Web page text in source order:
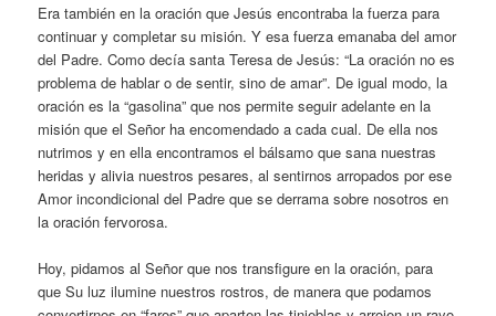
Era también en la oración que Jesús encontraba la fuerza para
continuar y completar su misión. Y esa fuerza emanaba del amor
del Padre. Como decía santa Teresa de Jesús: “La oración no es
problema de hablar o de sentir, sino de amar”. De igual modo, la
oración es la “gasolina” que nos permite seguir adelante en la
misión que el Señor ha encomendado a cada cual. De ella nos
nutrimos y en ella encontramos el bálsamo que sana nuestras
heridas y alivia nuestros pesares, al sentirnos arropados por ese
Amor incondicional del Padre que se derrama sobre nosotros en
la oración fervorosa.
Hoy, pidamos al Señor que nos transfigure en la oración, para
que Su luz ilumine nuestros rostros, de manera que podamos